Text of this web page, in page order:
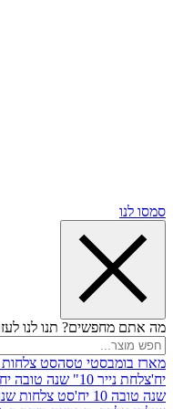
תנו לנו לעזור לכם
טסה
יח'
צלחת נייר 8" שנה טובה 10 יח'
סט צלחות שנה טובה לבן זהב "10+"7